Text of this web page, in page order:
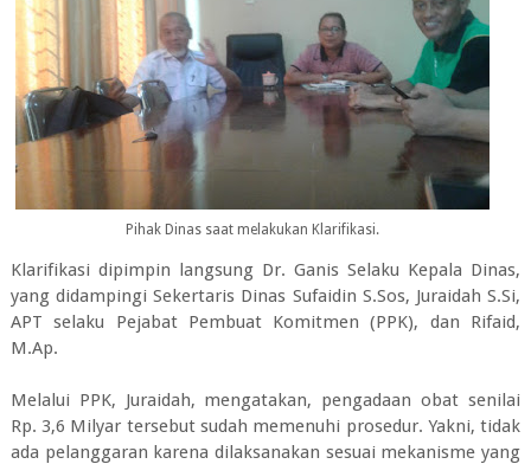
Pihak Dinas saat melakukan Klarifikasi.
Klarifikasi dipimpin langsung Dr. Ganis Selaku Kepala Dinas,
yang didampingi Sekertaris Dinas Sufaidin S.Sos, Juraidah S.Si,
APT selaku Pejabat Pembuat Komitmen (PPK), dan Rifaid,
M.Ap.
Melalui PPK, Juraidah, mengatakan, pengadaan obat senilai
Rp. 3,6 Milyar tersebut sudah memenuhi prosedur. Yakni, tidak
ada pelanggaran karena dilaksanakan sesuai mekanisme yang